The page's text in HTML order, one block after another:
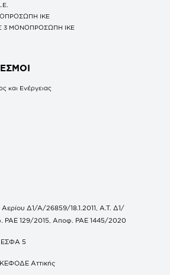
ΙΚΕ
3 ΜΟΝΟΠΡΟΣΩΠΗ ΙΚΕ
και Ενέργειας
Αερίου Δ1/Α/26859/18.1.2011, Α.Τ. Δ1/
ΡΑΕ 129/2015, Αποφ. ΡΑΕ 1445/2020
ΕΣΦΑ 5
Αττικής